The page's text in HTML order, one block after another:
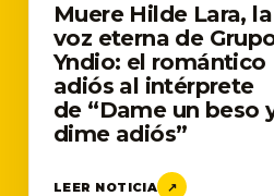
Muere Hilde Lara, la
voz eterna de
Yndio: el romántico
adiós al intérprete
de “Dame un beso
dime adiós”
LEER NOTICIA ↗